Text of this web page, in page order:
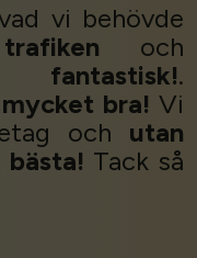
vi behövde
och
fantastisk!.
mycket bra! Vi
och utan
bästa! Tack så